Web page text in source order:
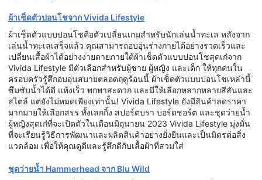
ผ้าเช็ดตัวปอนโชจาก Vivida Lifestyle
ผ้าเช็ดตัวแบบปอนโชคือตัวเปลี่ยนเกมสำหรับนักเล่นน้ำทะเล หลังจาก
เล่นน้ำทะเลเสร็จแล้ว คุณสามารถอบอุ่นร่างกายได้อย่างรวดเร็วและ
เปลี่ยนเสื้อผ้าได้อย่างง่ายดายภายใต้ผ้าเช็ดตัวแบบปอนโชสุดเก๋จาก
Vivida Lifestyle มีตัวเลือกสำหรับผู้ชาย ผู้หญิง และเด็ก ให้ทุกคนใน
ครอบครัวรู้สึกอบอุ่นสบายตลอดฤดูร้อนนี้ ผ้าเช็ดตัวแบบปอนโชเหล่านี้
ซึมซับน้ำได้ดี แห้งเร็ว พกพาสะดวก และมีให้เลือกหลากหลายสีสันและ
สไตล์ แต่ยังไม่หมดเพียงเท่านั้น! Vivida Lifestyle ยังมีสินค้าลดราคา
มากมายให้เลือกสรร ทั้งเลกกิ้ง สปอร์ตบรา บอร์ดชอร์ต และชุดว่ายน้ำ
ผู้หญิงสุดเก๋ที่จะเปิดตัวในเดือนมิถุนายน 2023 Vivida Lifestyle มุ่งมั่น
ที่จะเรียนรู้วิธีการพัฒนาและผลิตสินค้าอย่างยั่งยืนและเป็นมิตรต่อสิ่ง
แวดล้อม เพื่อให้คุณดูดีและรู้สึกดีกับเสื้อผ้าที่สวมใส่
ชุดว่ายน้ำ Hammerhead จาก Blu Wild